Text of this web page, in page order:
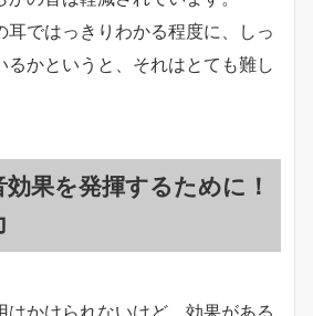
耳ではっきりわかる程度に、しっ
るかというと、それはとても難し
果を発揮するために！